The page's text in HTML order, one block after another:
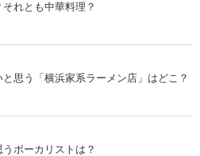
れとも中華料理？
思う「横浜家系ラーメン店」はどこ？
ボーカリストは？